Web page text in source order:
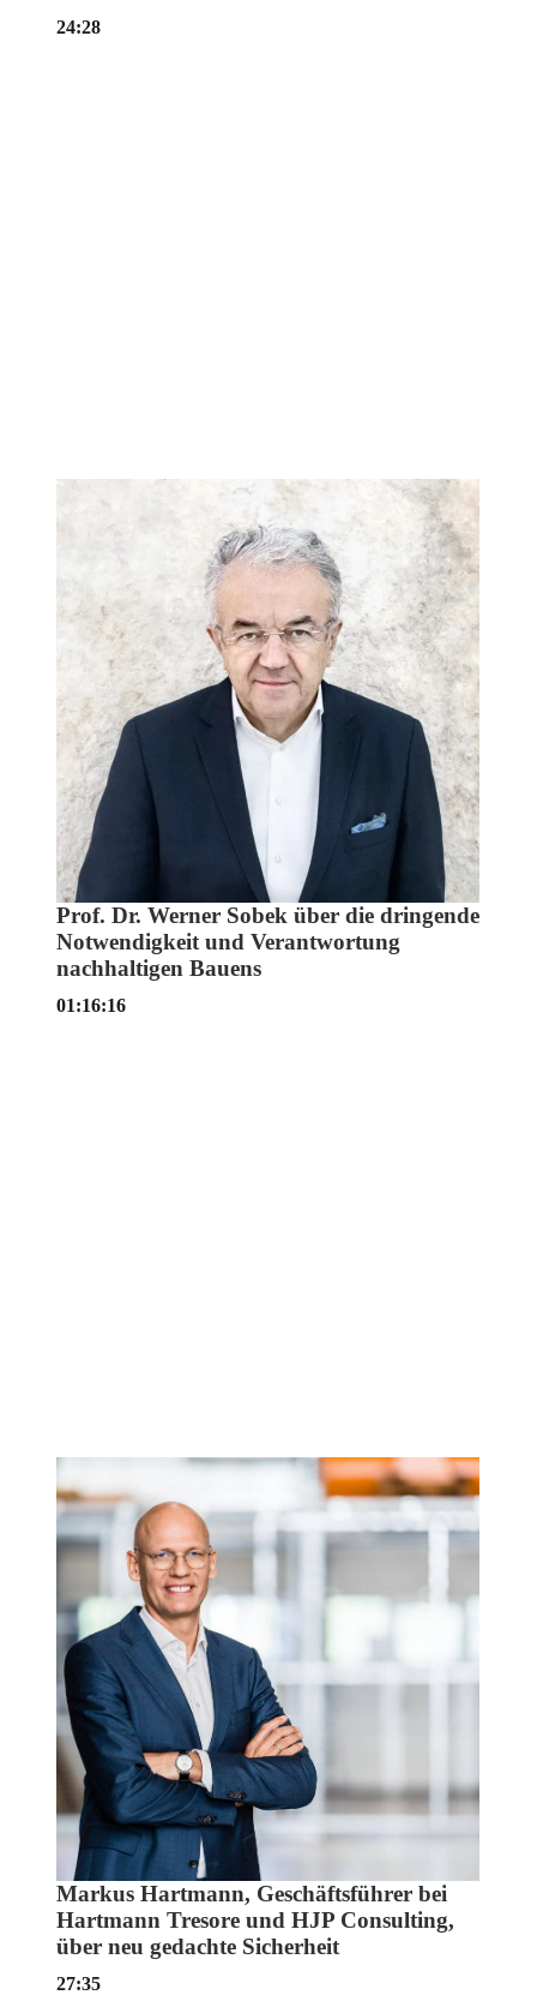
24:28
Prof. Dr. Werner Sobek über die dringende
Notwendigkeit und Verantwortung
nachhaltigen Bauens
01:16:16
Markus Hartmann, Geschäftsführer bei
Hartmann Tresore und HJP Consulting,
über neu gedachte Sicherheit
27:35